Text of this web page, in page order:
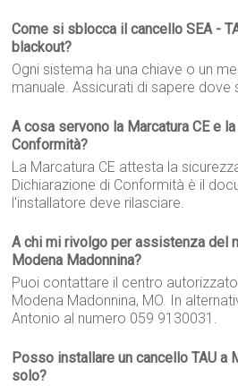
Come si sblocca il cancello SEA -
blackout?
Ogni sistema ha una chiave o un
manuale. Assicurati di sapere
A cosa servono la Marcatura CE e
Conformità?
La Marcatura CE attesta la
Dichiarazione di Conformità è il
l'installatore deve rilasciare.
A chi mi rivolgo per assistenza del
Modena Madonnina?
Puoi contattare il centro
Modena Madonnina, MO. In
Antonio al numero 059 9130031.
Posso installare un cancello TAU a
solo?